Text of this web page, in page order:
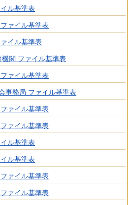
ル基準表
ァイル基準表
イル基準表
関 ファイル基準表
ァイル基準表
事務局 ファイル基準表
ァイル基準表
ァイル基準表
ル基準表
ル基準表
ァイル基準表
ァイル基準表